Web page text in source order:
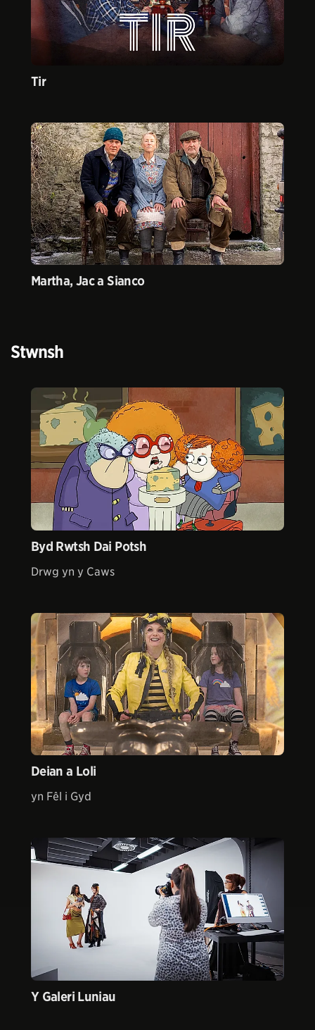
Tir
Martha, Jac a Sianco
Stwnsh
Byd Rwtsh Dai Potsh
Drwg yn y Caws
Deian a Loli
yn Fêl i Gyd
Y Galeri Luniau